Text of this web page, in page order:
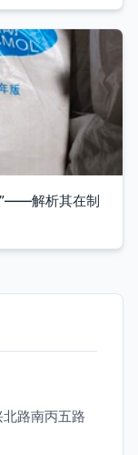
”——解析其在制
路南丙五路